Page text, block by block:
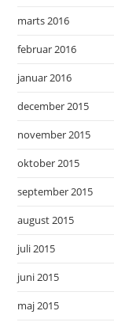
marts 2016
februar 2016
januar 2016
december 2015
november 2015
oktober 2015
september 2015
august 2015
juli 2015
juni 2015
maj 2015